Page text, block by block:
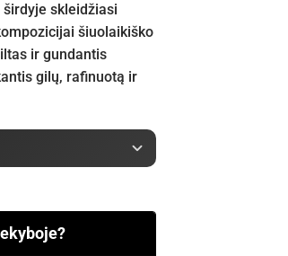
skleidžiasi
šiuolaikiško
ir gundantis
gilų, rafinuotą ir